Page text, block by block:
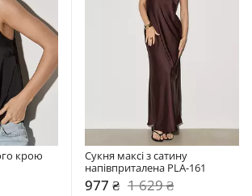
крою
Сукня максі з сатину
напівприталена PLA-161
977 ₴ 1 629 ₴